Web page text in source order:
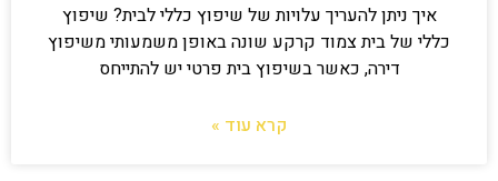
איך ניתן להעריך עלויות של שיפוץ כללי לבית? שיפוץ
כללי של בית צמוד קרקע שונה באופן משמעותי משיפוץ
דירה, כאשר בשיפוץ בית פרטי יש להתייחס
קרא עוד »